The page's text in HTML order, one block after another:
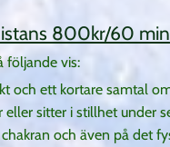
800kr/60 min
följande vis:
och ett kortare samtal
sitter i stillhet under
och även på det